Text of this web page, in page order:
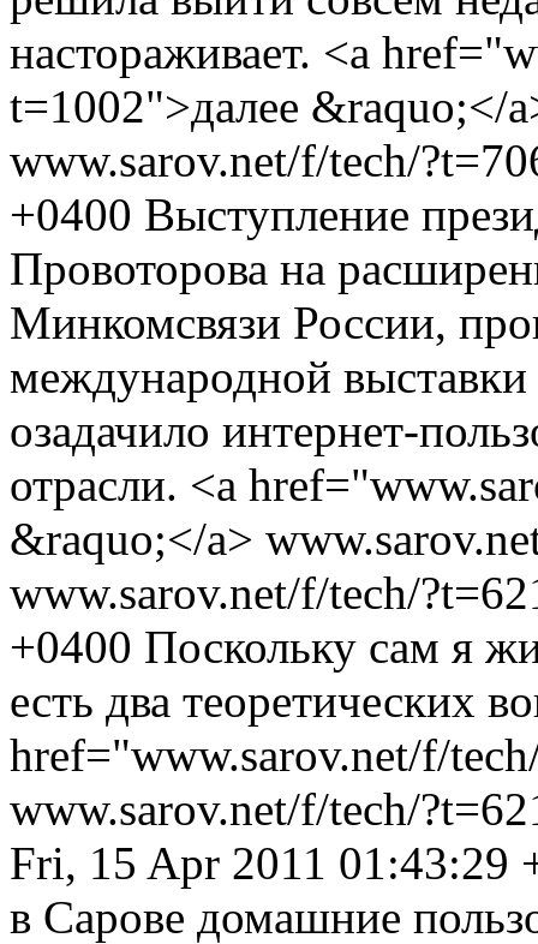
настораживает. <a
t=1002">далее &raquo;</
www.sarov.net/f/tech/
+0400 Выступление
Провоторова на
Минкомсвязи России,
международной
озадачило интернет-
отрасли. <a
&raquo;</a>
www.sarov.net/f/tech/
+0400 Поскольку сам я
есть два теоретических
href="www.sarov.net/f/
www.sarov.net/f/tech/
Fri, 15 Apr 2011 01:43:29
в Сарове домашние